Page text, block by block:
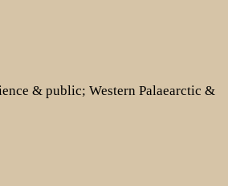
& public; Western Palaearctic &